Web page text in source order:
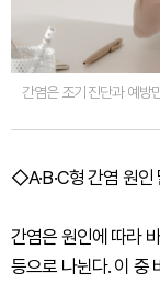
간염은 조기 진단과 예방
◇A·B·C형 간염 원인
간염은 원인에 따라
등으로 나뉜다. 이 중